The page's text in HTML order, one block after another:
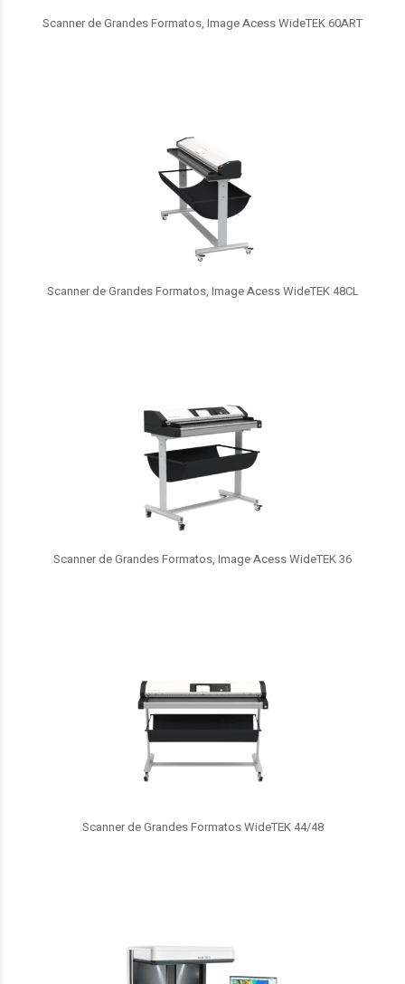
Scanner de Grandes Formatos, Image Acess WideTEK 60ART
Scanner de Grandes Formatos, Image Acess WideTEK 48CL
Scanner de Grandes Formatos, Image Acess WideTEK 36
Scanner de Grandes Formatos WideTEK 44/48